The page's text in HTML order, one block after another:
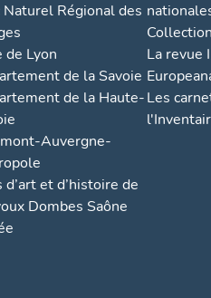
Naturel Régional des
Lyon
de la Savoie
de la Haute-
Auvergne-
d’art et d’histoire de
Dombes Saône
La revue
Les